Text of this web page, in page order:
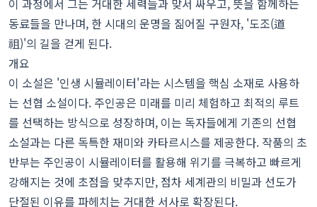
이 과정에서 그는 거대한 세력들과 맞서 싸우고, 뜻을 함께하는
동료들을 만나며, 한 시대의 운명을 짊어질 구원자, '도조(道
祖)'의 길을 걷게 된다.
개요
이 소설은 '인생 시뮬레이터'라는 시스템을 핵심 소재로 사용하
는 선협 소설이다. 주인공은 미래를 미리 체험하고 최적의 루트
를 선택하는 방식으로 성장하며, 이는 독자들에게 기존의 선협
소설과는 다른 독특한 재미와 카타르시스를 제공한다. 작품의 초
반부는 주인공이 시뮬레이터를 활용해 위기를 극복하고 빠르게
강해지는 것에 초점을 맞추지만, 점차 세계관의 비밀과 선도가
단절된 이유를 파헤치는 거대한 서사로 확장된다.